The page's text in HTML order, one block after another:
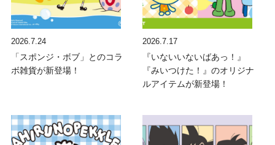
2026.7.24
「スポンジ・ボブ」とのコラ
ボ雑貨が新登場！
2026.7.17
『いないいないばあっ！』
『みいつけた！』のオリジナ
ルアイテムが新登場！